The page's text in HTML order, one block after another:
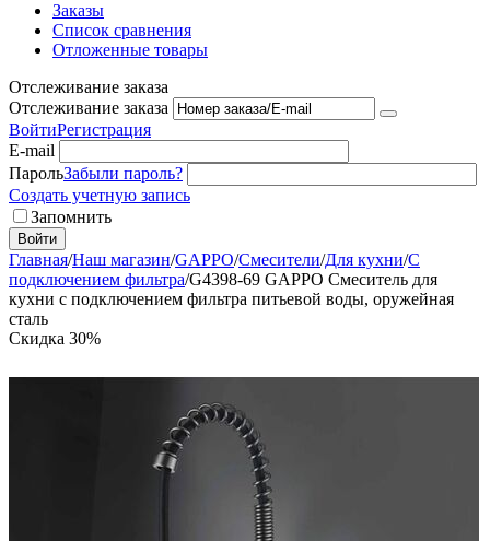
Заказы
Список сравнения
Отложенные товары
Отслеживание заказа
Отслеживание заказа
ВойтиРегистрация
E-mail
ПарольЗабыли пароль?
Создать учетную запись
Запомнить
Войти
Главная/Наш магазин/GAPPO/Смесители/Для кухни/С
подключением фильтра/G4398-69 GAPPO Смеситель для
кухни с подключением фильтра питьевой воды, оружейная
сталь
Скидка 30%